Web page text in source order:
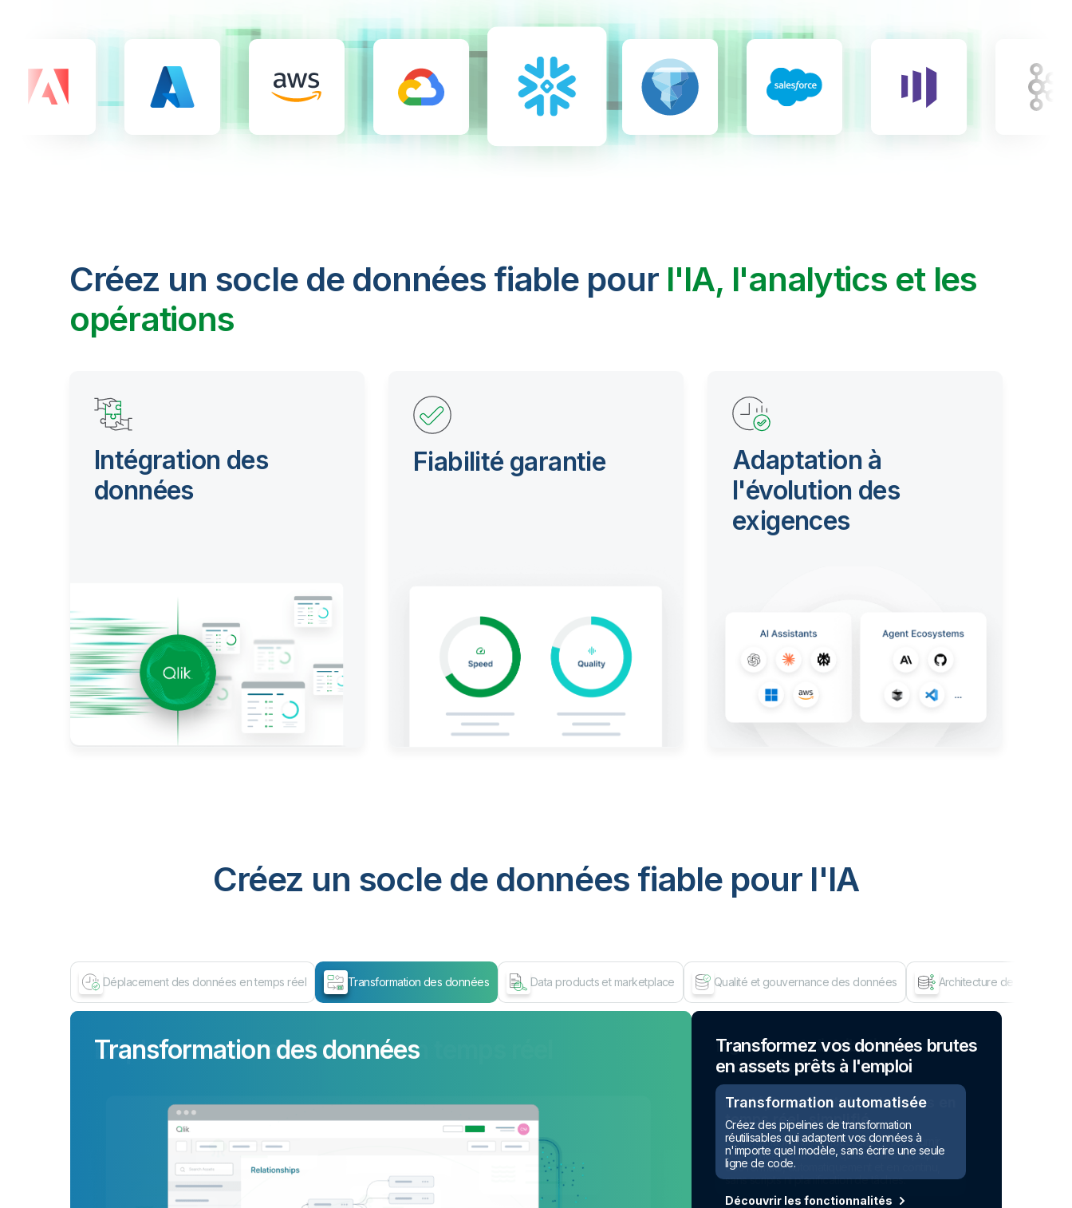
Créez un socle de données fiable pour l'IA, l'analytics et les
opérations
Intégration des
données
Fiabilité garantie
Adaptation à
l'évolution des
exigences
Créez un socle de données fiable pour I'IA
Déplacement des données en temps réel Transformation des données Data products et marketplace Qualité et gouvernance des données Architecture de données
Transformation des données
Transformez vos données brutes
en assets prêts à l'emploi
Transformation automatisée
Créez des pipelines de transformation
réutilisables qui adaptent vos données à
n'importe quel modèle, sans écrire une seule
ligne de code.
Découvrir les fonctionnalités